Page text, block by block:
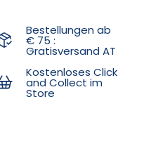
Bestellungen ab
€ 75 :
Gratisversand AT
Kostenloses Click
and Collect im
Store